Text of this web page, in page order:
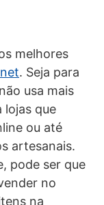
melhores
. Seja para
usa mais
lojas que
ou até
artesanais.
pode ser que
no
na